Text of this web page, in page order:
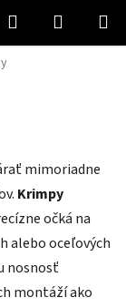
Hľadať
KOŠÍK
mimoriadne
Krimpy
očká na
alebo oceľových
nosnosť
montáží ako